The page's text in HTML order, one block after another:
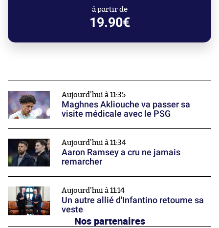
à partir de
19.90€
Aujourd'hui à 11:35
Maghnes Akliouche va passer sa
visite médicale avec le PSG
Aujourd'hui à 11:34
Aaron Ramsey a cru ne jamais
remarcher
Aujourd'hui à 11:14
Un autre allié d'Infantino retourne sa
veste
Nos partenaires